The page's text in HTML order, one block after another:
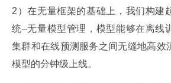
2）在无量框架的基础上，我们构建
统–无量模型管理，模型能够在离线
集群和在线预测服务之间无缝地高效
模型的分钟级上线。